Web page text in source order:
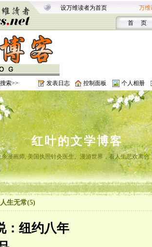
设万维读者为首页 万维
首 页
搜索>> 发表日志 控制面板 个人相册
红叶的文学博客
漫画师, 美国执照针灸医生。漫游世界，看人生悲欢离
生无常(5)
：纽约八年